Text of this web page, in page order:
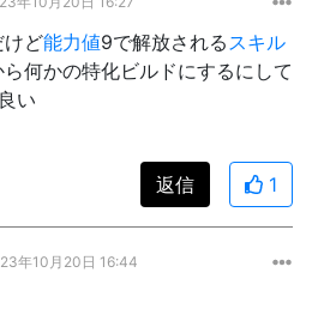
けど能力値9で解放される スキル
何かの特化ビルドにするにして
い
返信
1
年10月20日 16:44